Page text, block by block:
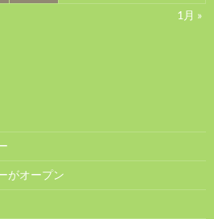
1月 »
がオープン